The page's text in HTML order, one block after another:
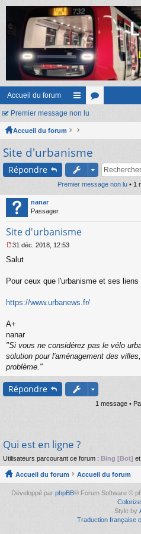
Accueil du forum
ac
co
ur
ci
s
m
Premier message non lu
Accueil du forum
Site d'urbanisme
Répondre
Premier message non lu • 1
nanar
Passager
Site d'urbanisme
e
s
e
o
n
l
u
31 déc. 2018, 12:53
Salut
Pour ceux que l'urbanisme et ses
https://www.urbanews.fr/
A+
nanar
"Si vous ne considérez pas le vélo
solution pour l'aménagement des
problème."
Répondre
1 message •
Qui est en ligne ?
Utilisateurs parcourant ce forum : Bing [Bot]
Accueil du forum Accueil du forum
Développé par phpBB® Forum Software ©
Style by
Traduction française